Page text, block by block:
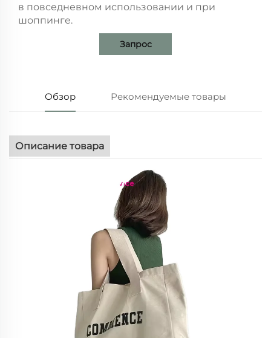
в повседневном использовании и при
шоппинге.
Запрос
Обзор Рекомендуемые товары
Описание товара